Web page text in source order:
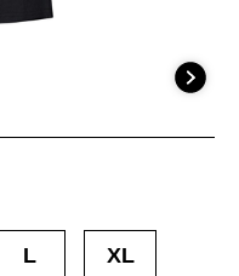
L XL